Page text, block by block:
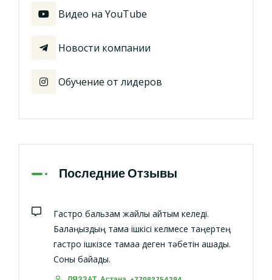
Видео на YouTube
Новости компании
Обучение от лидеров
Последние Отзывы
Гастро бальзам жайлы айтқым келеді.
Балаңыздың тамақ ішкісі келмесе таңертең
гастро ішкізсе тамаққа деген тәбетін ашады.
Соны байқадық.